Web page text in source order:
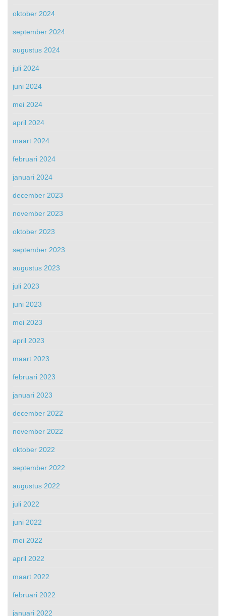
oktober 2024
september 2024
augustus 2024
juli 2024
juni 2024
mei 2024
april 2024
maart 2024
februari 2024
januari 2024
december 2023
november 2023
oktober 2023
september 2023
augustus 2023
juli 2023
juni 2023
mei 2023
april 2023
maart 2023
februari 2023
januari 2023
december 2022
november 2022
oktober 2022
september 2022
augustus 2022
juli 2022
juni 2022
mei 2022
april 2022
maart 2022
februari 2022
januari 2022